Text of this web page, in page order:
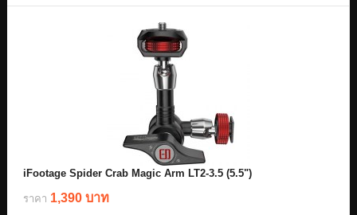
iFootage Spider Crab Magic Arm LT2-3.5 (5.5")
ราคา 1,390 บาท